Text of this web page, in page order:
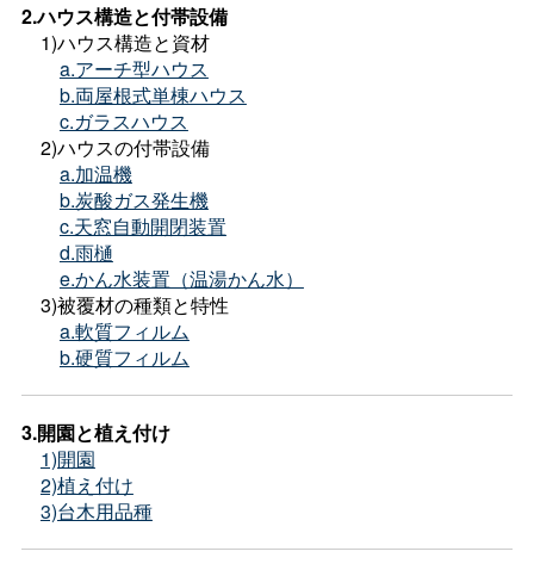
2.ハウス構造と付帯設備
1)ハウス構造と資材
a.アーチ型ハウス
b.両屋根式単棟ハウス
c.ガラスハウス
2)ハウスの付帯設備
a.加温機
b.炭酸ガス発生機
c.天窓自動開閉装置
d.雨樋
e.かん水装置（温湯かん水）
3)被覆材の種類と特性
a.軟質フィルム
b.硬質フィルム
3.開園と植え付け
1)開園
2)植え付け
3)台木用品種